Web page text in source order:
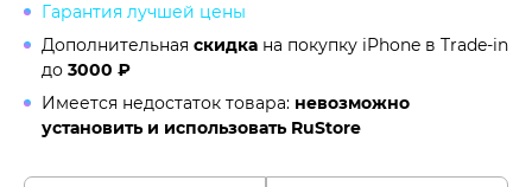
Гарантия лучшей цены
Дополнительная скидка на покупку iPhone в Trade-in
до 3000 ₽
Имеется недостаток товара: невозможно
установить и использовать RuStore